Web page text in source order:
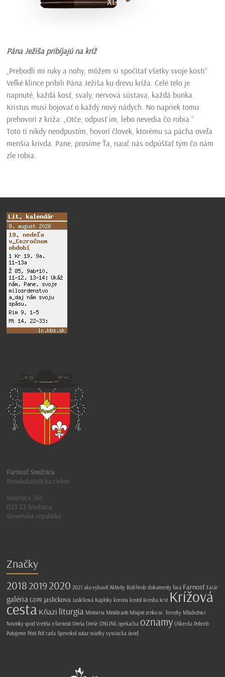
Pána Ježiša pribíjajú na kríž
„Prebodli mi ruky a nohy, môžem si spočítať všetky svoje kosti“
Veľké klince pribili Pána Ježiša ku drevu kríža. Celé telo je
napnuté, každá kosť, svaly, nervová sústava, každá bunka.
Kristus musí bojovať o každý nový nádych. No napriek tomu
prehovorí z kríža: „Otče, odpusť im, lebo nevedia čo robia.“
Toto ti nikdy neodpustím, hovorí človek, ktorému sa pácha oveľa
menšia krivda. Pane, prosíme Ťa, nauč nás odpúšťať tým čo nám
zle robia.
Farnosť Snežnica
Rímskokatolícka cirkev
Snežnica 365
023 32 Snežnica
Slovenská republika
Značky
2018 2019 2020 2021 ako vybaviť Aktivity Boží hrob dokumenty fara Farnosť Farár
galéria GDPR jaslickova Jasličková Kaplnky korona kostol Kresba krst Krížová
cesta Kňazi liturgia Miniséria Miništranti Misijné zrnko sv. Terezky Mládežnici
Novinky spod Vretňa o farnosti Omša Omše ONLINE opekačka oznamy Oškerda Pohreb
Putujeme Pôst Púť rada Spevokol sutaz sviatky vysviacka úvod